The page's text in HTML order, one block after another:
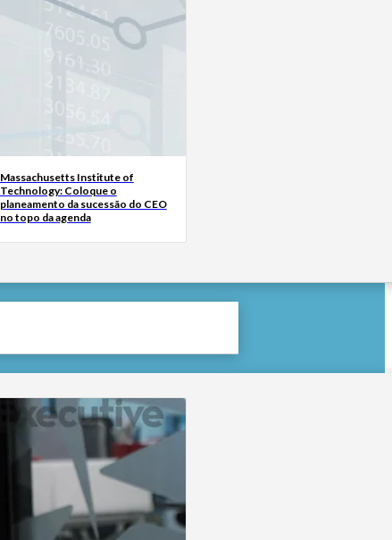
Massachusetts Institute of
Technology: Coloque o
planeamento da sucessão do CEO
no topo da agenda